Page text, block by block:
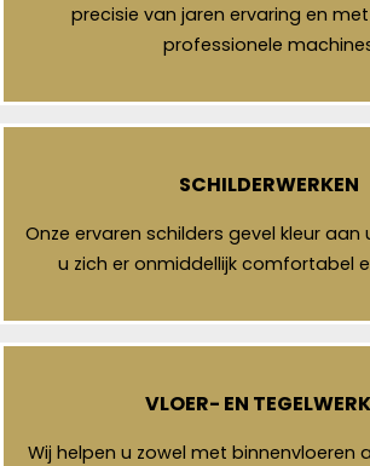
precisie van jaren ervaring en
professionele
SCHILDERWERKEN
Onze ervaren schilders gevel kleur
u zich er onmiddellijk comfortabel
VLOER- EN
Wij helpen u zowel met binnenvloeren